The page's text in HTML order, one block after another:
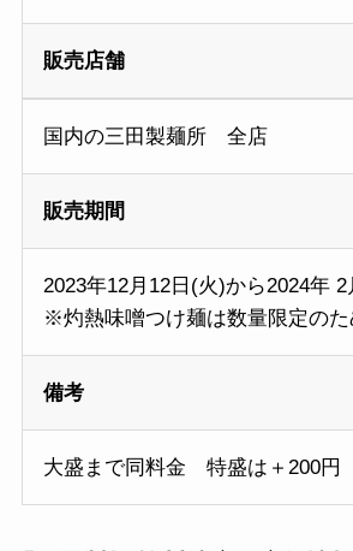
販売店舗
国内の三田製麺所 全店
販売期間
2023年12月12日(火)から2024年 2
※灼熱味噌つけ麺は数量限定のた
備考
大盛まで同料金 特盛は＋200円